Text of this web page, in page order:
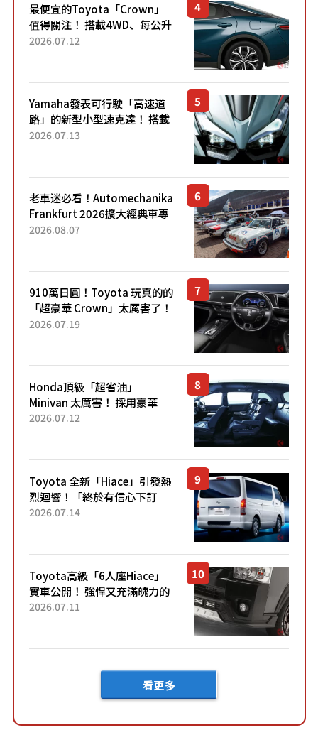
最便宜的Toyota「Crown」
值得關注！ 搭載4WD、每公升
22.4公里低油耗表現超亮眼！
2026.07.12
Yamaha發表可行駛「高速道
路」的新型小型速克達！ 搭載
能享受超強勁「渦輪感」的動
2026.07.13
老車迷必看！Automechanika
Frankfurt 2026擴大經典車專
區 1954年珍稀古董車現場修復
2026.08.07
910萬日圓！Toyota 玩真的的
「超豪華 Crown」太厲害了！
採用由「匠人技藝」打造的
2026.07.19
Honda頂級「超省油」
Minivan 太厲害！ 採用豪華
「真皮座椅」與專屬「黑色內
「三...
2026.07.12
Toyota 全新「Hiace」引發熱
烈迴響！「終於有信心下訂
了！」「哪個等級交車最
車？...
2026.07.14
Toyota高級「6人座Hiace」
實車公開！ 強悍又充滿魄力的
「全黑設計」搭配特別「豪華
2026.07.11
看更多